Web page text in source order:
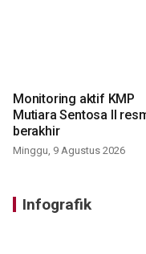
Monitoring aktif KMP
Mutiara Sentosa II
berakhir
Minggu, 9 Agustus 2026
Infografik